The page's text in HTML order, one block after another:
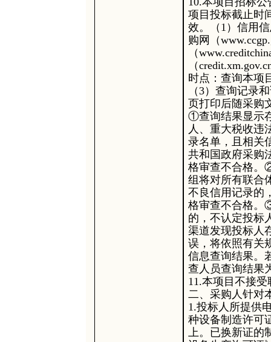
项目投标截止时
效。（1）信用
购网（
（
（
时点：查询本项
（3）查询记录
页打印后随采购
①查询结果显示
人、重大税收违
录名单，且相关
共和国政府采购
格审查不合格。
组将对所有联合
不良信用记录的
格审查不合格。
的，不认定投标
渠道发现投标人
误，将依照有关
信息查询结果。
查人员查询结果
11.本项目不接
二、 采购人针对
1.投标人所提供
种设备制造许可
上。已换新证的